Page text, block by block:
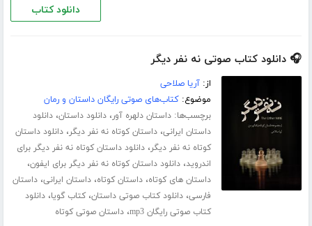
دانلود کتاب
🎧 دانلود کتاب صوتی نه نفر دیگر
از:آریا صلاحی
موضوع:کتاب‌های صوتی رایگان داستان و رمان
برچسب‌ها:داستان دلهره آور،دانلود داستان،دانلود
داستان ایرانی،داستان کوتاه نه نفر دیگر،دانلود داستان
کوتاه نه نفر دیگر،دانلود داستان کوتاه نه نفر دیگر برای
اندروید،دانلود داستان کوتاه نه نفر دیگر برای ایفون،
داستان های کوتاه،داستان کوتاه،داستان ایرانی،داستان
فارسی،دانلود کتاب صوتی داستان،کتاب گویا،دانلود
کتاب صوتی رایگان mp3
،داستان صوتی کوتاه